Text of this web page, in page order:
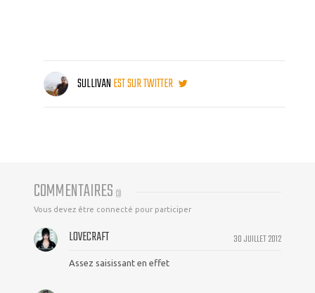
SULLIVANEST SUR TWITTER
COMMENTAIRES (3)
Vous devez être connecté pour participer
30 JUILLET 2012
LOVECRAFT
Assez saisissant en effet